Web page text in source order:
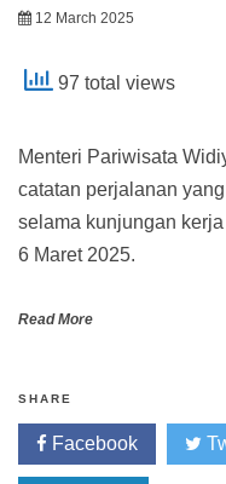
12 March 2025
97 total views
Menteri Pariwisata
catatan perjalanan
selama kunjungan
6 Maret 2025.
Read More
SHARE
Facebook